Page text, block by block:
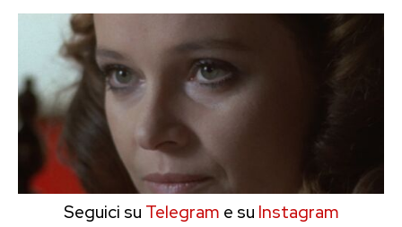
Seguici su Telegram e su Instagram